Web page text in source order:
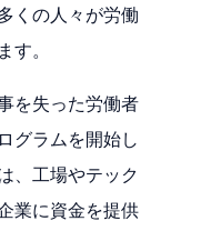
くの人々が労働
。
を失った労働者
グラムを開始し
、工場やテック
業に資金を提供